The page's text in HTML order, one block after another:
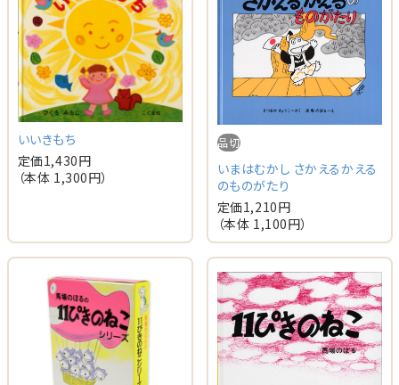
いいきもち
定価1,430円
（本体 1,300円）
品切
いまはむかし さかえるかえる
のものがたり
定価1,210円
（本体 1,100円）